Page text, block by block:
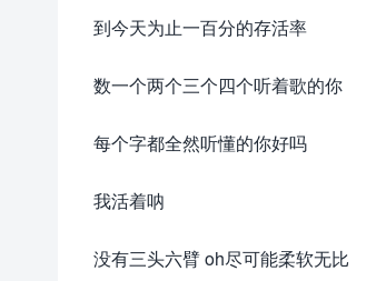
到今天为止一百分的存活率
数一个两个三个四个听着歌的你
每个字都全然听懂的你好吗
我活着呐
没有三头六臂 oh尽可能柔软无比